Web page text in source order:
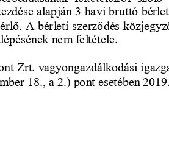
alapján 3 havi bruttó
A bérleti szerződés
nem feltétele.
Zrt. vagyongazdálkodási
18., a 2.) pont esetében